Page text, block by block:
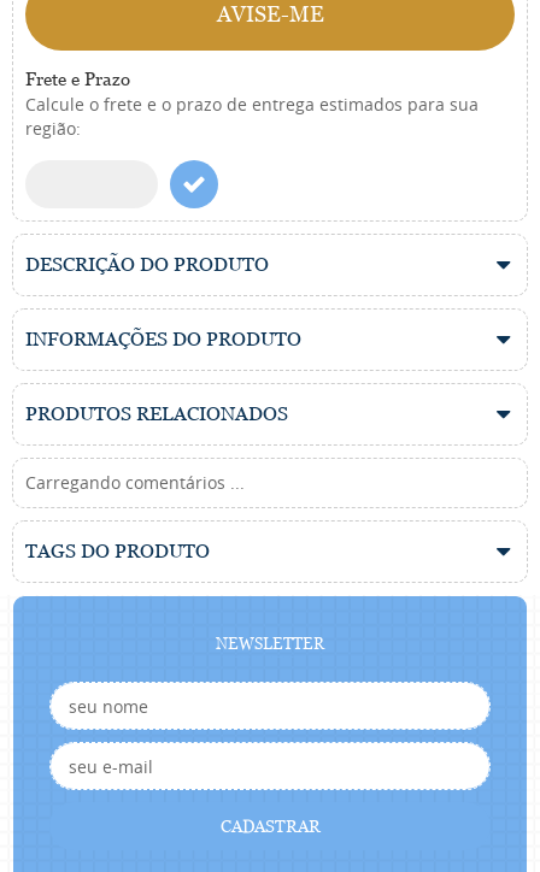
AVISE-ME
Frete e Prazo
Calcule o frete e o prazo de entrega estimados para sua
região:
DESCRIÇÃO DO PRODUTO
INFORMAÇÕES DO PRODUTO
PRODUTOS RELACIONADOS
Carregando comentários ...
TAGS DO PRODUTO
NEWSLETTER
CADASTRAR